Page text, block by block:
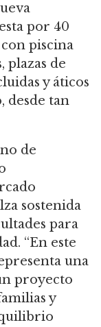
por 40
piscina
plazas de
y áticos
desde tan
de
sostenida
para
“En este
una
proyecto
y